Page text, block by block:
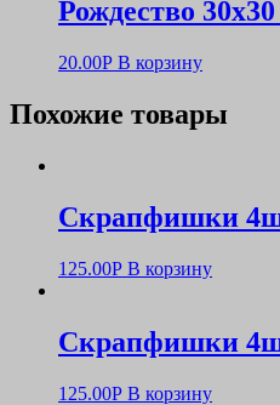
Рождество
20.00Р В корзину
Похожие товары
Скрапфишки
125.00Р В корзину
Скрапфишки
125.00Р В корзину